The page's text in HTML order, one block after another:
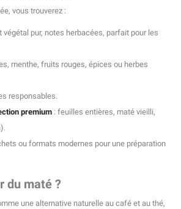
vous trouverez :
végétal pur, notes herbacées, parfait pour les
menthe, fruits rouges, épices ou herbes
responsables.
premium : feuilles entières, maté vieilli,
ou formats modernes pour une préparation
du maté ?
une alternative naturelle au café et au thé,